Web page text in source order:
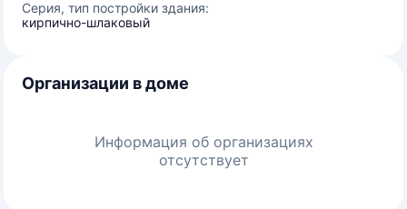
Серия, тип постройки здания:
кирпично-шлаковый
Организации в доме
Информация об организациях
отсутствует